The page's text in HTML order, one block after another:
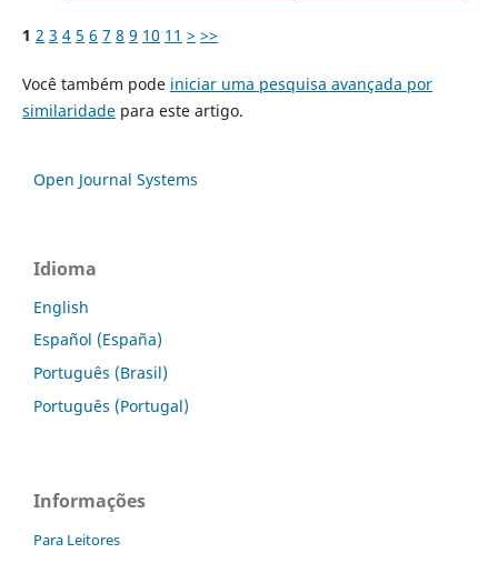
1 2 3 4 5 6 7 8 9 10 11 > >>
Você também pode iniciar uma pesquisa avançada por
similaridadepara este artigo.
Open Journal Systems
Idioma
English
Español (España)
Português (Brasil)
Português (Portugal)
Informações
Para Leitores